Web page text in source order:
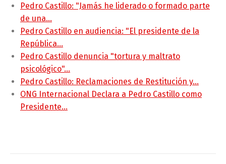
Pedro Castillo: "Jamás he liderado o formado parte
de una…
Pedro Castillo en audiencia: "El presidente de la
República…
Pedro Castillo denuncia "tortura y maltrato
psicológico"…
Pedro Castillo: Reclamaciones de Restitución y…
ONG Internacional Declara a Pedro Castillo como
Presidente…